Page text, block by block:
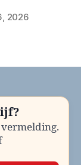
2026